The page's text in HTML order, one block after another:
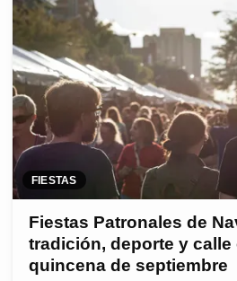
FIESTAS
Fiestas Patronales de
tradición, deporte y calle
quincena de septiembre